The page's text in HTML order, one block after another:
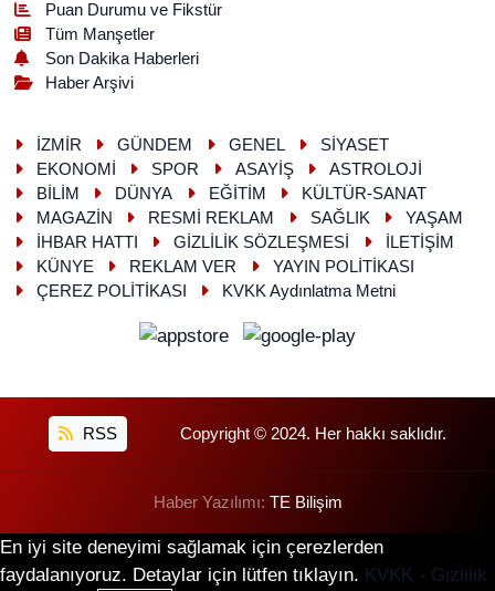
Puan Durumu ve Fikstür
Tüm Manşetler
Son Dakika Haberleri
Haber Arşivi
İZMİR GÜNDEM GENEL
SİYASET
EKONOMİ
SPOR ASAYİŞ
ASTROLOJİ
BİLİM
DÜNYA EĞİTİM
KÜLTÜR-SANAT
MAGAZİN
RESMİ REKLAM SAĞLIK
YAŞAM
İHBAR HATTI
GİZLİLİK SÖZLEŞMESİ
İLETİŞİM
KÜNYE
REKLAM VER
YAYIN POLİTİKASI
ÇEREZ POLİTİKASI
KVKK Aydınlatma Metni
RSS Copyright © 2024. Her hakkı saklıdır.
Haber Yazılımı: TE Bilişim
En iyi site deneyimi sağlamak için çerezlerden
faydalanıyoruz. Detaylar için lütfen tıklayın. KVKK - Gizlilik